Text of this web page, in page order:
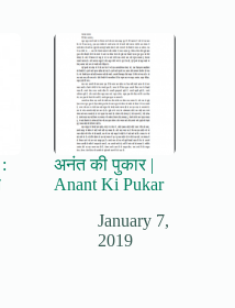
अनंत की पुकार |
Anant Ki Pukar
January 7,
2019